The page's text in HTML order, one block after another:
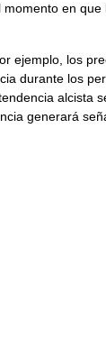
en que
ejemplo, los
durante los
alcista
generará